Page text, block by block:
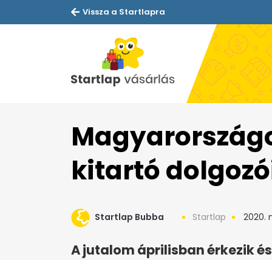
Vissza a Startlapra
kitartó
Startlap Bubba Startlap 2020.
A jutalom áprilisban érkezik